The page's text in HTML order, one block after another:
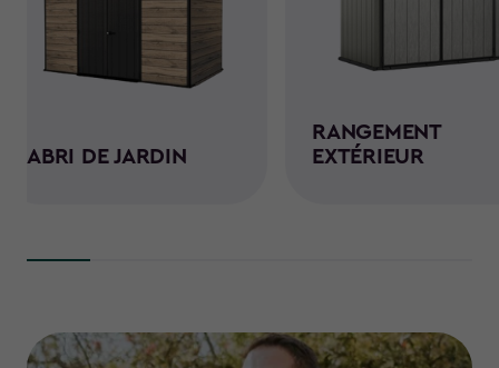
ABRI DE JARDIN
RANGEMENT
EXTÉRIEUR